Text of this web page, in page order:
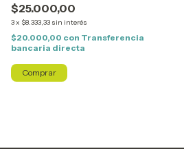
$25.000,00
3x $8.333,33 sin interés
$20.000,00 con Transferencia
bancaria directa
Comprar